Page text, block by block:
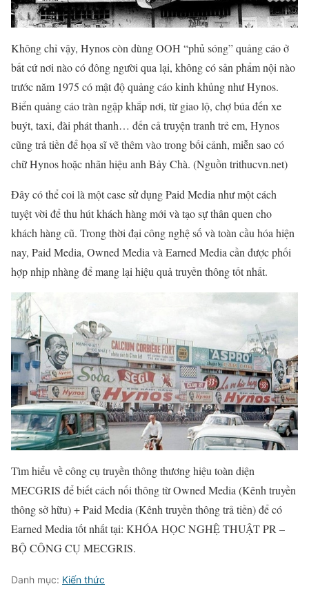
Không chỉ vậy, Hynos còn dùng OOH “phủ sóng” quảng cáo ở
bất cứ nơi nào có đông người qua lại, không có sản phẩm nội nào
trước năm 1975 có mật độ quảng cáo kinh khủng như Hynos.
Biển quảng cáo tràn ngập khắp nơi, từ giao lộ, chợ búa đến xe
buýt, taxi, đài phát thanh… đến cả truyện tranh trẻ em, Hynos
cũng trả tiền để họa sĩ vẽ thêm vào trong bối cảnh, miễn sao có
chữ Hynos hoặc nhãn hiệu anh Bảy Chà. (Nguồn trithucvn.net)
Đây có thể coi là một case sử dụng Paid Media như một cách
tuyệt vời để thu hút khách hàng mới và tạo sự thân quen cho
khách hàng cũ. Trong thời đại công nghệ số và toàn cầu hóa hiện
nay, Paid Media, Owned Media và Earned Media cần được phối
hợp nhịp nhàng để mang lại hiệu quả truyền thông tốt nhất.
Tìm hiểu về công cụ truyền thông thương hiệu toàn diện
MECGRIS để biết cách nối thông từ Owned Media (Kênh truyền
thông sở hữu) + Paid Media (Kênh truyền thông trả tiền) để có
Earned Media tốt nhất tại: KHÓA HỌC NGHỆ THUẬT PR –
BỘ CÔNG CỤ MECGRIS.
Danh mục: Kiến thức